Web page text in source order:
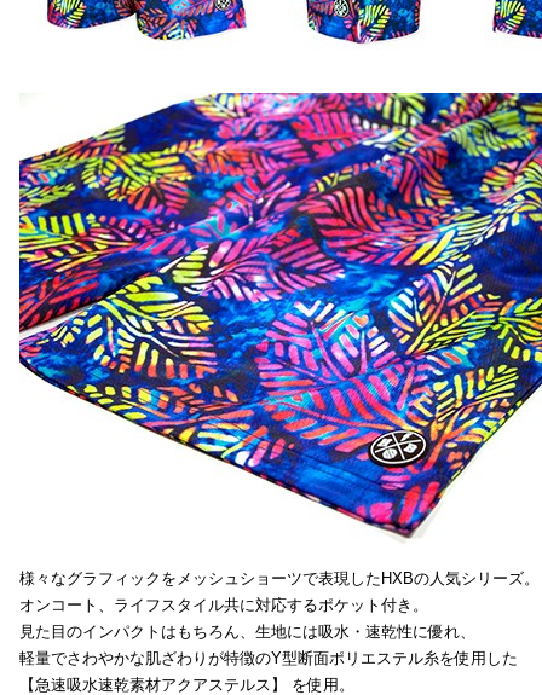
様々なグラフィックをメッシュショーツで表現したHXBの人気シリーズ。
オンコート、ライフスタイル共に対応するポケット付き。
見た目のインパクトはもちろん、生地には吸水・速乾性に優れ、
軽量でさわやかな肌ざわりが特徴のY型断面ポリエステル糸を使用した
【急速吸水速乾素材アクアステルス】 を使用。